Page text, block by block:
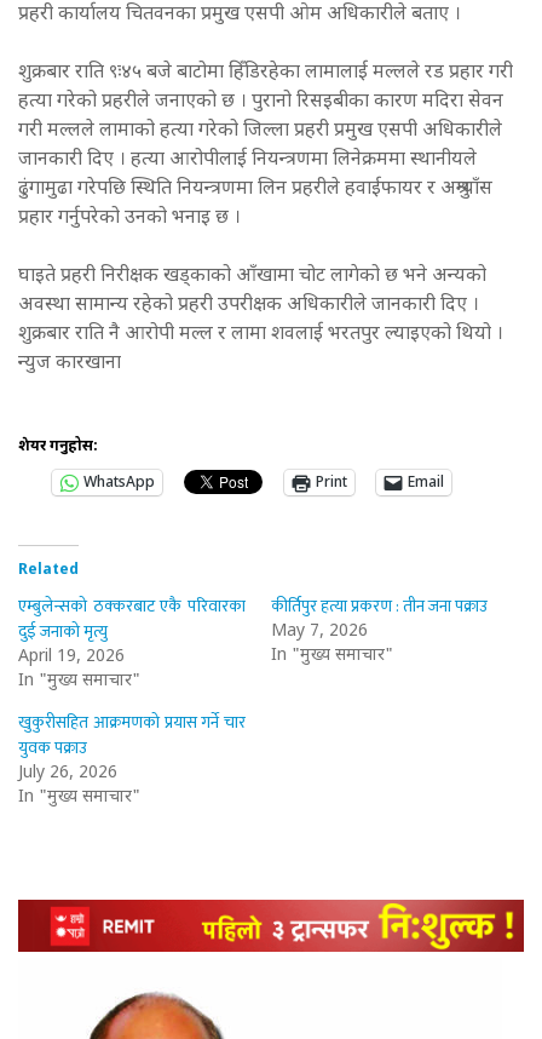
प्रहरी कार्यालय चितवनका प्रमुख एसपी ओम अधिकारीले बताए ।
शुक्रबार राति ९ः४५ बजे बाटोमा हिँडिरहेका लामालाई मल्लले रड प्रहार गरी
हत्या गरेको प्रहरीले जनाएको छ । पुरानो रिसइबीका कारण मदिरा सेवन
गरी मल्लले लामाको हत्या गरेको जिल्ला प्रहरी प्रमुख एसपी अधिकारीले
जानकारी दिए । हत्या आरोपीलाई नियन्त्रणमा लिनेक्रममा स्थानीयले
ढुंगामुढा गरेपछि स्थिति नियन्त्रणमा लिन प्रहरीले हवाईफायर र अश्रुग्याँस
प्रहार गर्नुपरेको उनको भनाइ छ ।
घाइते प्रहरी निरीक्षक खड्काको आँखामा चोट लागेको छ भने अन्यको
अवस्था सामान्य रहेको प्रहरी उपरीक्षक अधिकारीले जानकारी दिए ।
शुक्रबार राति नै आरोपी मल्ल र लामा शवलाई भरतपुर ल्याइएको थियो ।
न्युज कारखाना
शेयर गर्नुहोस:
WhatsApp
Print Email
Related
एम्बुलेन्सको ठक्करबाट एकै परिवारका
दुई जनाको मृत्यु
April 19, 2026
In "मुख्य समाचार"
कीर्तिपुर हत्या प्रकरण : तीन जना पक्राउ
May 7, 2026
In "मुख्य समाचार"
खुकुरीसहित आक्रमणको प्रयास गर्ने चार
युवक पक्राउ
July 26, 2026
In "मुख्य समाचार"